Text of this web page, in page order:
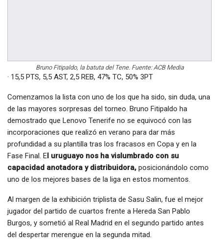
Bruno Fitipaldo, la batuta del Tene. Fuente: ACB Media
· 15,5 PTS, 5,5 AST, 2,5 REB, 47% TC, 50% 3PT
Comenzamos la lista con uno de los que ha sido, sin duda, una
de las mayores sorpresas del torneo. Bruno Fitipaldo ha
demostrado que Lenovo Tenerife no se equivocó con las
incorporaciones que realizó en verano para dar más
profundidad a su plantilla tras los fracasos en Copa y en la
Fase Final. El uruguayo nos ha vislumbrado con su
capacidad anotadora y distribuidora, posicionándolo como
uno de los mejores bases de la liga en estos momentos.
Al margen de la exhibición triplista de Sasu Salin, fue el mejor
jugador del partido de cuartos frente a Hereda San Pablo
Burgos, y sometió al Real Madrid en el segundo partido antes
del despertar merengue en la segunda mitad.